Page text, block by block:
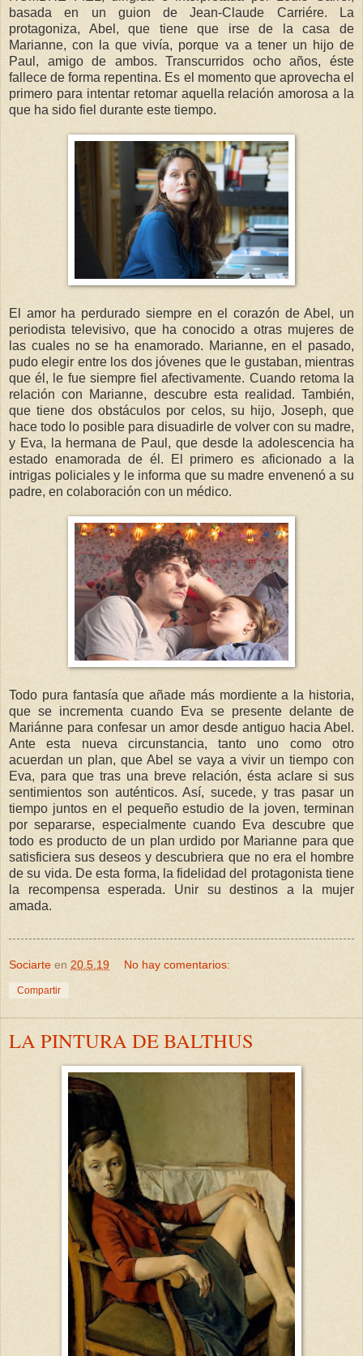
basada en un guion de Jean-Claude Carriére. La
protagoniza, Abel, que tiene que irse de la casa de
Marianne, con la que vivía, porque va a tener un hijo de
Paul, amigo de ambos. Transcurridos ocho años, éste
fallece de forma repentina. Es el momento que aprovecha el
primero para intentar retomar aquella relación amorosa a la
que ha sido fiel durante este tiempo.
El amor ha perdurado siempre en el corazón de Abel, un
periodista televisivo, que ha conocido a otras mujeres de
las cuales no se ha enamorado. Marianne, en el pasado,
pudo elegir entre los dos jóvenes que le gustaban, mientras
que él, le fue siempre fiel afectivamente. Cuando retoma la
relación con Marianne, descubre esta realidad. También,
que tiene dos obstáculos por celos, su hijo, Joseph, que
hace todo lo posible para disuadirle de volver con su madre,
y Eva, la hermana de Paul, que desde la adolescencia ha
estado enamorada de él. El primero es aficionado a la
intrigas policiales y le informa que su madre envenenó a su
padre, en colaboración con un médico.
Todo pura fantasía que añade más mordiente a la historia,
que se incrementa cuando Eva se presente delante de
Mariánne para confesar un amor desde antiguo hacia Abel.
Ante esta nueva circunstancia, tanto uno como otro
acuerdan un plan, que Abel se vaya a vivir un tiempo con
Eva, para que tras una breve relación, ésta aclare si sus
sentimientos son auténticos. Así, sucede, y tras pasar un
tiempo juntos en el pequeño estudio de la joven, terminan
por separarse, especialmente cuando Eva descubre que
todo es producto de un plan urdido por Marianne para que
satisficiera sus deseos y descubriera que no era el hombre
de su vida. De esta forma, la fidelidad del protagonista tiene
la recompensa esperada. Unir su destinos a la mujer
amada.
Sociarte en 20.5.19 No hay comentarios:
Compartir
LA PINTURA DE BALTHUS